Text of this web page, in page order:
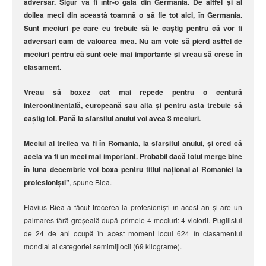
doilea meci din această toamnă o să fie tot aici, în Germania.
Sunt meciuri pe care eu trebuie să le câștig pentru că vor fi
adversari cam de valoarea mea. Nu am voie să pierd astfel de
meciuri pentru că sunt cele mai importante și vreau să cresc în
clasament.
Vreau să boxez cât mai repede pentru o centură
intercontinentală, europeană sau alta și pentru asta trebuie să
câștig tot. Până la sfârsitul anului voi avea 3 meciuri.
Meciul al treilea va fi în România, la sfârșitul anului, și cred că
acela va fi un meci mai important. Probabil dacă totul merge bine
în luna decembrie voi boxa pentru titlul național al României la
profesioniști”, spune Biea.
Flavius Biea a făcut trecerea la profesioniști în acest an și are un
palmares fără greșeală după primele 4 meciuri: 4 victorii. Pugilistul
de 24 de ani ocupă în acest moment locul 624 în clasamentul
mondial al categoriei semimijlocii (69 kilograme).